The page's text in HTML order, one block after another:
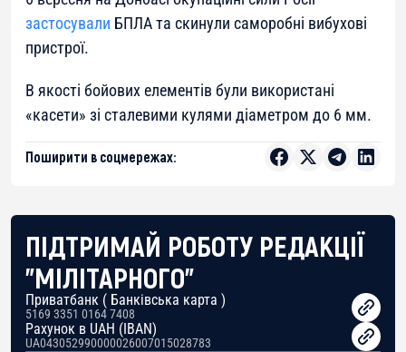
застосували БПЛА та скинули саморобні вибухові
пристрої.
В якості бойових елементів були використані
«касети» зі сталевими кулями діаметром до 6 мм.
Поширити в соцмережах:
ПІДТРИМАЙ РОБОТУ РЕДАКЦІЇ
"МІЛІТАРНОГО"
Приватбанк ( Банківська карта )
5169 3351 0164 7408
Рахунок в UAH (IBAN)
UA043052990000026007015028783